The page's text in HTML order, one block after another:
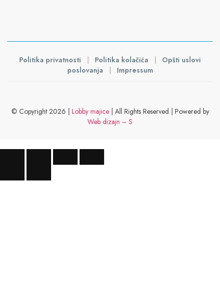
Politika privatnosti | Politika kolačića |
Opšti uslovi
poslovanja
| Impressum
© Copyright 2026 | Lobby majice| All Rights Reserved | Powered by
Web dizajn – S